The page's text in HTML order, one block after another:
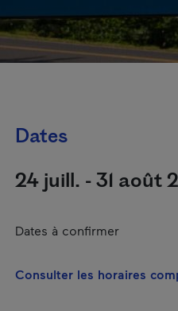
Dates
24 juill. - 31 août
Dates à confirmer
Consulter les horaires